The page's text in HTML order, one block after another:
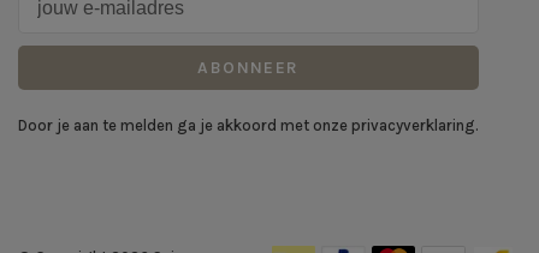
ABONNEER
Door je aan te melden ga je akkoord met onze privacyverklaring.